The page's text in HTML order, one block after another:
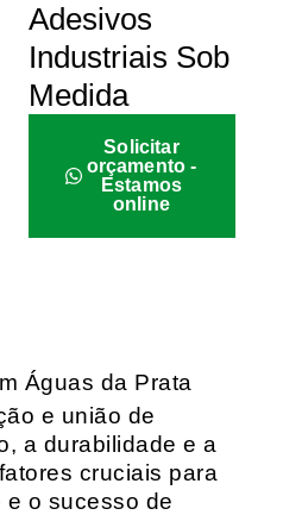
Adesivos
Industriais Sob
Medida
Solicitar
orçamento -
Estamos
online
Águas da Prata
e união de
a durabilidade e a
cruciais para
o sucesso de